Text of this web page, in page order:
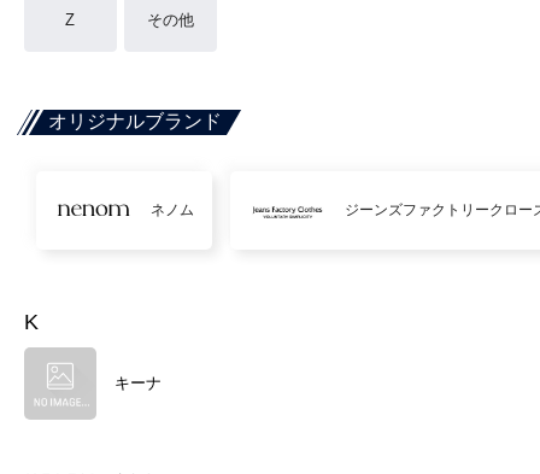
Z その他
オリジナルブランド
ネノム ジーンズファクトリークロー
K
キーナ